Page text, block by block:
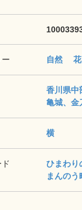
自然
香川県中
亀城、金
横
ひまわり
まんのう